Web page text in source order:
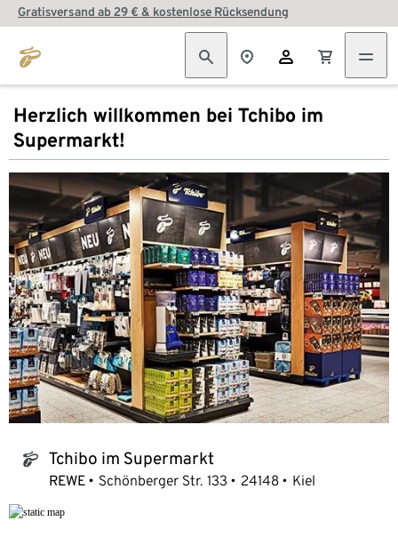
Gratisversand ab 29 € & kostenlose Rücksendung
Herzlich willkommen bei Tchibo im
Supermarkt!
tchibo_logo Tchibo im Supermarkt
REWE Schönberger Str. 133 24148 Kiel